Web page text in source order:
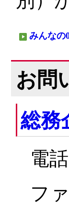
みんな
お問
総務
電
フ